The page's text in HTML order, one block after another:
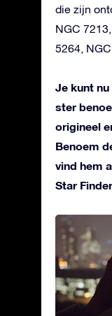
die zijn
NGC
5264,
Je kunt
ster
origineel
Benoem
vind hem
Star